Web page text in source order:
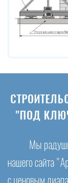
"ПОД
Мы
нашего сайта